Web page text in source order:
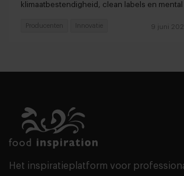
klimaatbestendigheid, clean labels en mental
9 juni
Producenten Innovatie
Het inspiratieplatform voor